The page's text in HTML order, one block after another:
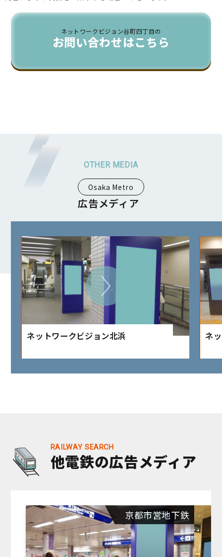
ネットワークビジョン谷町四丁目の
お問い合わせはこちら
Osaka Metro
広告メディア
ネットワークビジョン北浜 ネ
他電鉄の広告メディア
京都市営地下鉄